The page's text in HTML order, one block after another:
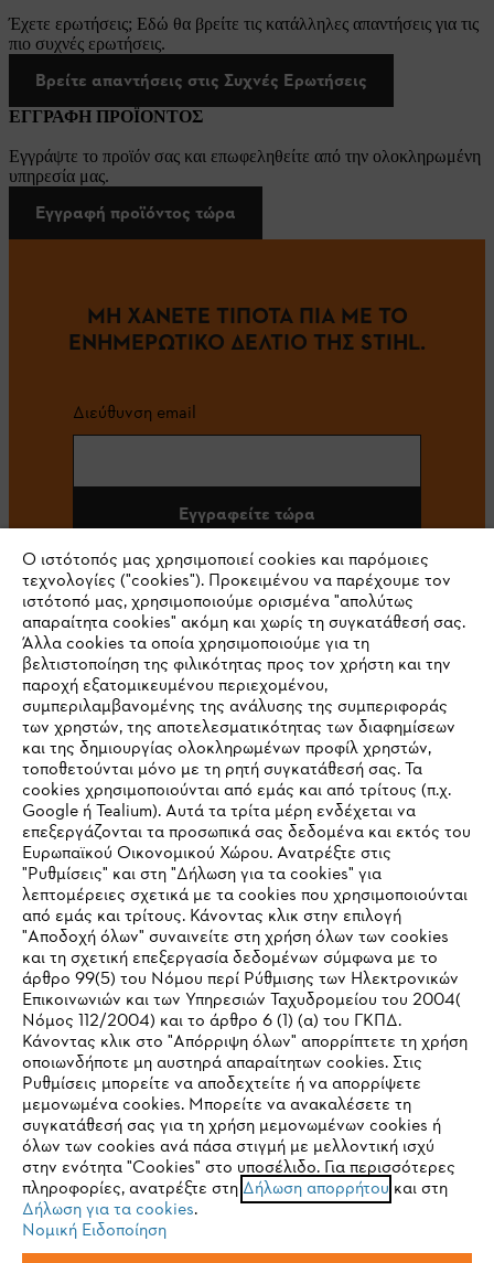
Έχετε ερωτήσεις; Εδώ θα βρείτε τις κατάλληλες απαντήσεις για τις
πιο συχνές ερωτήσεις.
Βρείτε απαντήσεις στις Συχνές Ερωτήσεις
ΕΓΓΡΑΦΗ ΠΡΟΪΟΝΤΟΣ
Εγγράψτε το προϊόν σας και επωφεληθείτε από την ολοκληρωμένη
υπηρεσία μας.
Εγγραφή προϊόντος τώρα
ΜΗ ΧΑΝΕΤΕ ΤΙΠΟΤΑ ΠΙΑ ΜΕ ΤΟ
ΕΝΗΜΕΡΩΤΙΚΟ ΔΕΛΤΙΟ ΤΗΣ STIHL.
Διεύθυνση email
Εγγραφείτε τώρα
#STIHL
Εταιρεία
STIHL Συχνές ερωτήσεις
Service
Πολιτική απορρήτου Νομικό κείμενο Cookies
Νομικές πληροφορίες
ANDREAS STIHL ΜΟΝΟΠΡΟΣΩΠΗ Α.Ε.
ΥΠΟΚΑΤΑΣΤΗΜΑ ΚΥΠΡΟΥ
IHR BROWSER WIRD NICHT
UNTERSTÜTZT
Sie nutzen einen Browser, den wir noch nicht unterstützen. Für
eine optimale Nutzung unserer Seite empfehlen wir Ihnen, zu
einem der folgenden Browser zu wechseln:
Firefox Chrome
Ο ιστότοπός μας χρησιμοποιεί cookies και παρόμοιες
τεχνολογίες ("cookies"). Προκειμένου να παρέχουμε τον
ιστότοπό μας, χρησιμοποιούμε ορισμένα "απολύτως
απαραίτητα cookies" ακόμη και χωρίς τη συγκατάθεσή σας.
Άλλα cookies τα οποία χρησιμοποιούμε για τη
βελτιστοποίηση της φιλικότητας προς τον χρήστη και την
παροχή εξατομικευμένου περιεχομένου,
συμπεριλαμβανομένης της ανάλυσης της συμπεριφοράς
των χρηστών, της αποτελεσματικότητας των διαφημίσεων
και της δημιουργίας ολοκληρωμένων προφίλ χρηστών,
τοποθετούνται μόνο με τη ρητή συγκατάθεσή σας. Τα
cookies χρησιμοποιούνται από εμάς και από τρίτους (π.χ.
Google ή Tealium). Αυτά τα τρίτα μέρη ενδέχεται να
επεξεργάζονται τα προσωπικά σας δεδομένα και εκτός του
Ευρωπαϊκού Οικονομικού Χώρου. Ανατρέξτε στις
"Ρυθμίσεις" και στη "Δήλωση για τα cookies" για
λεπτομέρειες σχετικά με τα cookies που χρησιμοποιούνται
από εμάς και τρίτους. Κάνοντας κλικ στην επιλογή
"Αποδοχή όλων" συναινείτε στη χρήση όλων των cookies
και τη σχετική επεξεργασία δεδομένων σύμφωνα με το
άρθρο 99(5) του Νόμου περί Ρύθμισης των Ηλεκτρονικών
Επικοινωνιών και των Υπηρεσιών Ταχυδρομείου του 2004(
Νόμος 112/2004) και το άρθρο 6 (1) (α) του ΓΚΠΔ.
Κάνοντας κλικ στο "Απόρριψη όλων" απορρίπτετε τη χρήση
οποιωνδήποτε μη αυστηρά απαραίτητων cookies. Στις
Ρυθμίσεις μπορείτε να αποδεχτείτε ή να απορρίψετε
μεμονωμένα cookies. Μπορείτε να ανακαλέσετε τη
συγκατάθεσή σας για τη χρήση μεμονωμένων cookies ή
όλων των cookies ανά πάσα στιγμή με μελλοντική ισχύ
στην ενότητα "Cookies" στο υποσέλιδο. Για περισσότερες
πληροφορίες, ανατρέξτε στηΔήλωση απορρήτου και στη
Δήλωση για τα cookies.
Νομική Ειδοποίηση